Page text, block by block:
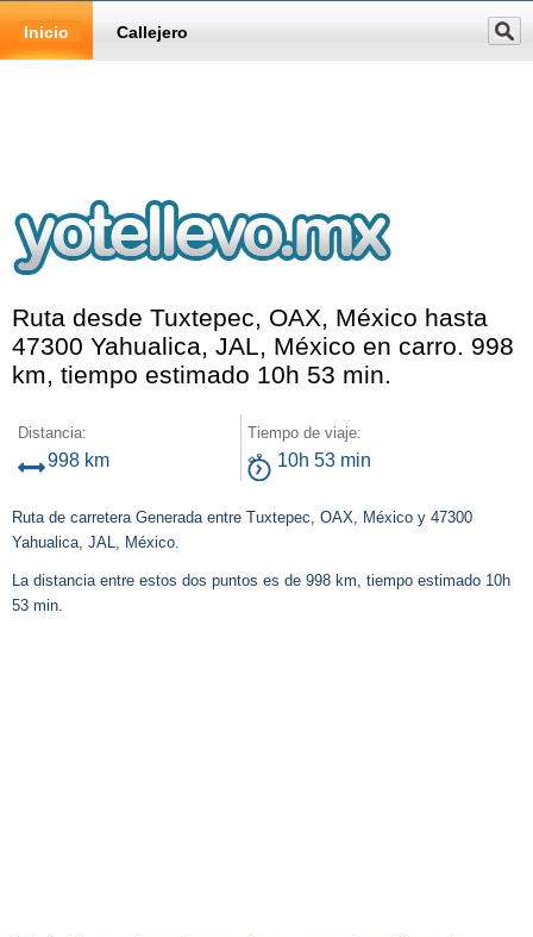
Inicio Callejero
Ruta desde Tuxtepec, OAX, México hasta
47300 Yahualica, JAL, México en carro. 998
km, tiempo estimado 10h 53 min.
Distancia:
998 km
Tiempo de viaje:
10h 53 min
Ruta de carretera Generada entre Tuxtepec, OAX, México y 47300
Yahualica, JAL, México.
La distancia entre estos dos puntos es de 998 km, tiempo estimado 10h
53 min.